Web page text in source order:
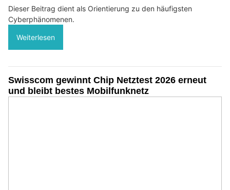
Dieser Beitrag dient als Orientierung zu den häufigsten
Cyberphänomenen.
Weiterlesen
Swisscom gewinnt Chip Netztest 2026 erneut
und bleibt bestes Mobilfunknetz